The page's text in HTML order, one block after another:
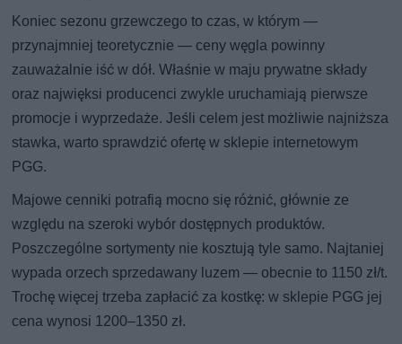
Koniec sezonu grzewczego to czas, w którym —
przynajmniej teoretycznie — ceny węgla powinny
zauważalnie iść w dół. Właśnie w maju prywatne składy
oraz najwięksi producenci zwykle uruchamiają pierwsze
promocje i wyprzedaże. Jeśli celem jest możliwie najniższa
stawka, warto sprawdzić ofertę w sklepie internetowym
PGG.
Majowe cenniki potrafią mocno się różnić, głównie ze
względu na szeroki wybór dostępnych produktów.
Poszczególne sortymenty nie kosztują tyle samo. Najtaniej
wypada orzech sprzedawany luzem — obecnie to 1150 zł/t.
Trochę więcej trzeba zapłacić za kostkę: w sklepie PGG jej
cena wynosi 1200–1350 zł.